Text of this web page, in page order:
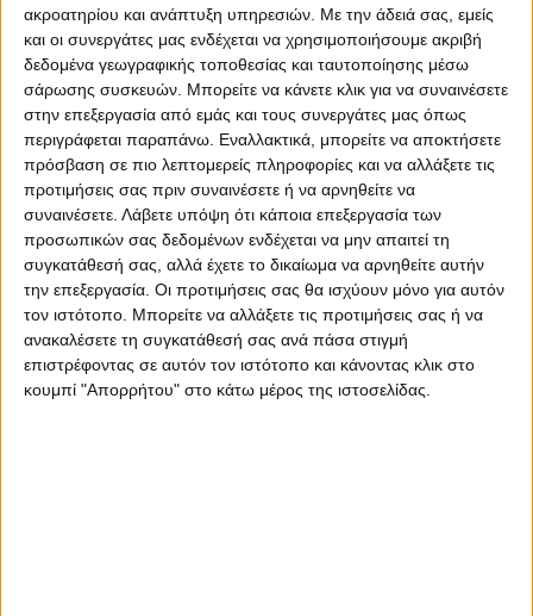
ακροατηρίου και ανάπτυξη υπηρεσιών. Με την άδειά σας, εμείς
και οι συνεργάτες μας ενδέχεται να χρησιμοποιήσουμε ακριβή
δεδομένα γεωγραφικής τοποθεσίας και ταυτοποίησης μέσω
σάρωσης συσκευών. Μπορείτε να κάνετε κλικ για να συναινέσετε
στην επεξεργασία από εμάς και τους συνεργάτες μας όπως
περιγράφεται παραπάνω. Εναλλακτικά, μπορείτε να αποκτήσετε
πρόσβαση σε πιο λεπτομερείς πληροφορίες και να αλλάξετε τις
προτιμήσεις σας πριν συναινέσετε ή να αρνηθείτε να
συναινέσετε. Λάβετε υπόψη ότι κάποια επεξεργασία των
προσωπικών σας δεδομένων ενδέχεται να μην απαιτεί τη
συγκατάθεσή σας, αλλά έχετε το δικαίωμα να αρνηθείτε αυτήν
την επεξεργασία. Οι προτιμήσεις σας θα ισχύουν μόνο για αυτόν
τον ιστότοπο. Μπορείτε να αλλάξετε τις προτιμήσεις σας ή να
ανακαλέσετε τη συγκατάθεσή σας ανά πάσα στιγμή
επιστρέφοντας σε αυτόν τον ιστότοπο και κάνοντας κλικ στο
κουμπί "Απορρήτου" στο κάτω μέρος της ιστοσελίδας.